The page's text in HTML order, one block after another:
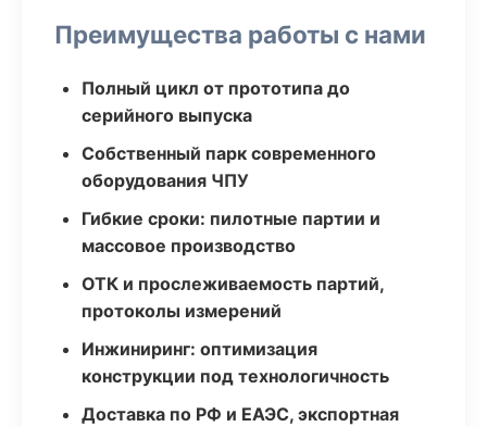
Преимущества работы с нами
Полный цикл от прототипа до
серийного выпуска
Собственный парк современного
оборудования ЧПУ
Гибкие сроки: пилотные партии и
массовое производство
ОТК и прослеживаемость партий,
протоколы измерений
Инжиниринг: оптимизация
конструкции под технологичность
Доставка по РФ и ЕАЭС, экспортная